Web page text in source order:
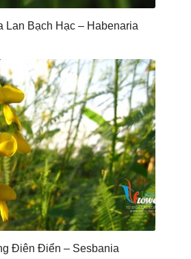
Lan Bạch Hạc – Habenaria
Điên Điển – Sesbania